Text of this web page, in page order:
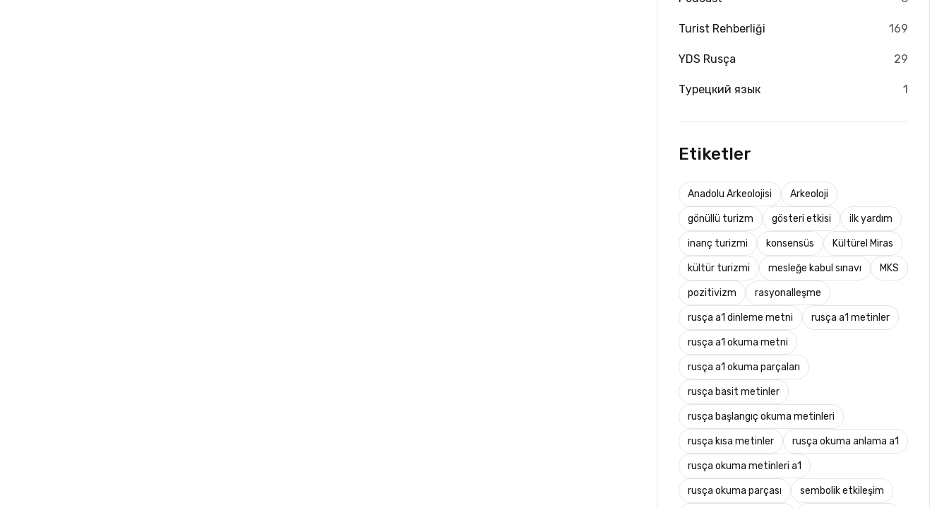
Turist Rehberliği 169
YDS Rusça 29
Турецкий язык 1
Etiketler
Anadolu Arkeolojisi Arkeoloji
gönüllü turizm gösteri etkisi ilk yardım
inanç turizmi konsensüs Kültürel Miras
kültür turizmi mesleğe kabul sınavı MKS
pozitivizm rasyonalleşme
rusça a1 dinleme metni rusça a1 metinler
rusça a1 okuma metni
rusça a1 okuma parçaları
rusça basit metinler
rusça başlangıç okuma metinleri
rusça kısa metinler rusça okuma anlama a1
rusça okuma metinleri a1
rusça okuma parçası sembolik etkileşim